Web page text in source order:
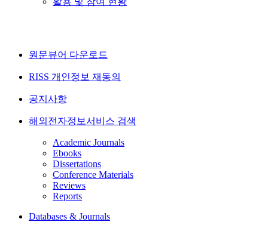
원문뷰어 다운로드
RISS 개인정보 재동의
공지사항
해외전자정보서비스 검색
Academic Journals
Ebooks
Dissertations
Conference Materials
Reviews
Reports
Databases & Journals